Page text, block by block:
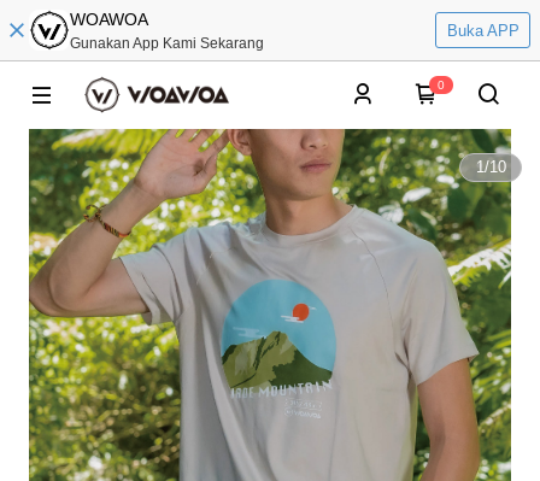
WOAWOA
Gunakan App Kami Sekarang
Buka APP
0
1/10